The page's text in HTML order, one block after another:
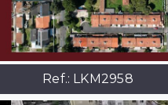
Ref.: LKM2958